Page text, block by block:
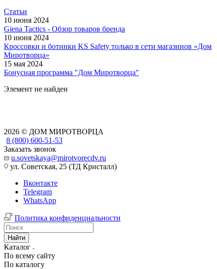
Статьи
10 июня 2024
Giena Tactics - Обзор товаров бренда
10 июня 2024
Кроссовки и ботинки KS Safety только в сети магазинов «Дом
Миротворца»
15 мая 2024
Бонусная программа "Дом Миротворца"
Элемент не найден
2026 © ДОМ МИРОТВОРЦА
8 (800) 600-51-53
Заказать звонок
u.sovetskaya@mirotvorecdv.ru
ул. Советская, 25 (ТД Кристалл)
Вконтакте
Telegram
WhatsApp
Политика конфиденциальности
Найти
Каталог
По всему сайту
По каталогу